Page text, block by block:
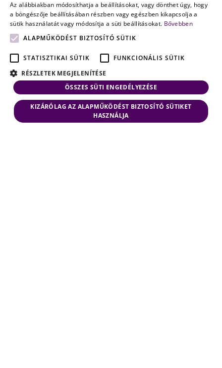
Az alábbiakban módosíthatja a beállításokat, vagy dönthet úgy, hogy
a böngészője beállításában részben vagy egészben kikapcsolja a
sütik használatát vagy módosítja a süti beállításokat. Bővebben
ALAPMŰKÖDÉST BIZTOSÍTÓ SÜTIK
STATISZTIKAI SÜTIK
FUNKCIONÁLIS SÜTIK
RÉSZLETEK MEGJELENÍTÉSE
ÖSSZES SÜTI ENGEDÉLYEZÉSE
KIZÁRÓLAG AZ ALAPMŰKÖDÉST BIZTOSÍTÓ SÜTIKET
HASZNÁLJA